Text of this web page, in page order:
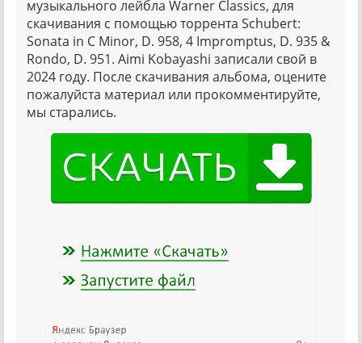
музыкального лейбла Warner Classics, для
скачивания с помощью торрента Schubert:
Sonata in C Minor, D. 958, 4 Impromptus, D. 935 &
Rondo, D. 951. Aimi Kobayashi записали свой в
2024 году. После скачивания альбома, оцените
пожалуйста материал или прокомментируйте,
мы старались.